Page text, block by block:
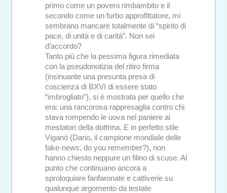
primo come un povero rimbambito e il
secondo come un furbo approfittatore, mi
sembrano mancare totalmente di “spirito di
pace, di unità e di carità”. Non sei
d’accordo?
Tanto più che la pessima figura rimediata
con la pseudonotizia del ritiro firma
(insinuante una presunta presa di
coscienza di BXVI di essere stato
“imbrogliato”), si è mostrata per quello che
era: una rancorosa rappresaglia contro chi
stava rompendo le uova nel paniere ai
mestatori della dottrina. E in perfetto stile
Viganò (Dario, il campione mondiale delle
fake-news, do you remember?), non
hanno chiesto neppure un filino di scuse. Al
punto che continuano ancora a
sproloquiare fanfaronate e cattiverie su
qualunque argomento da testate